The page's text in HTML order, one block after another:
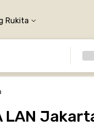
Rukita
LAN